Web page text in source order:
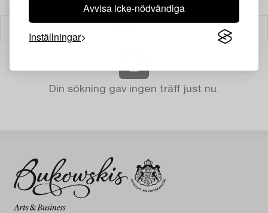
Avvisa icke-nödvändiga
Inställningar
Din sökning gav ingen träff just nu.